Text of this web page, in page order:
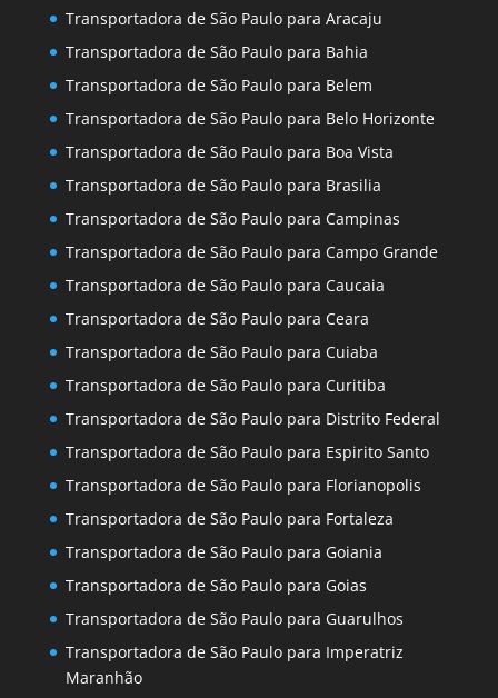
Transportadora de São Paulo para Aracaju
Transportadora de São Paulo para Bahia
Transportadora de São Paulo para Belem
Transportadora de São Paulo para Belo Horizonte
Transportadora de São Paulo para Boa Vista
Transportadora de São Paulo para Brasilia
Transportadora de São Paulo para Campinas
Transportadora de São Paulo para Campo Grande
Transportadora de São Paulo para Caucaia
Transportadora de São Paulo para Ceara
Transportadora de São Paulo para Cuiaba
Transportadora de São Paulo para Curitiba
Transportadora de São Paulo para Distrito Federal
Transportadora de São Paulo para Espirito Santo
Transportadora de São Paulo para Florianopolis
Transportadora de São Paulo para Fortaleza
Transportadora de São Paulo para Goiania
Transportadora de São Paulo para Goias
Transportadora de São Paulo para Guarulhos
Transportadora de São Paulo para Imperatriz
Maranhão